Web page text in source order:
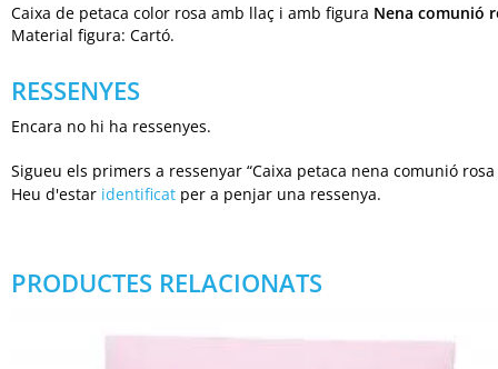
Caixa de petaca color rosa amb llaç i amb figura Nena comunió
Material figura: Cartó.
RESSENYES
Encara no hi ha ressenyes.
Sigueu els primers a ressenyar “Caixa petaca nena comunió
Heu d'estar identificat per a penjar una ressenya.
PRODUCTES RELACIONATS